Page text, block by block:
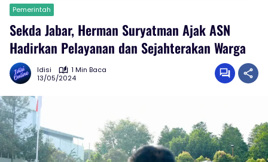
Pemerintah
Sekda Jabar, Herman Suryatman Ajak ASN
Hadirkan Pelayanan dan Sejahterakan Warga
Idisi
1 Min Baca
13/05/2024